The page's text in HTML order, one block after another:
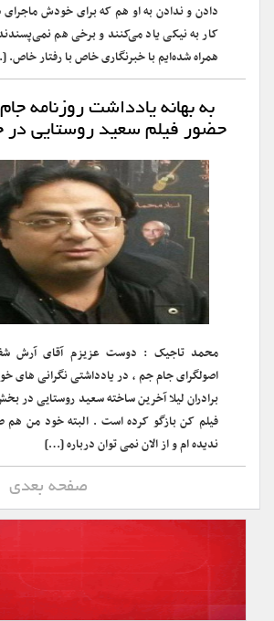
دادن و ندادن به او هم که برای خودش ماجرای
کار به نیکی یاد می‌کنند و برخی هم
همراه شده‌ایم با خبرنگاری خاص با رفتار
به بهانه یادداشت روزنامه
حضور فیلم سعید روستایی در
محمد تاجیک : دوست عزیزم آقای آرش
اصولگرای جام جم ، در یادداشتی نگرانی های
برادران لیلا آخرین ساخته سعید روستایی در
فیلم کن بازگو کرده است . البته خود من هم
ندیده ام و از الان نمی توان درباره […]
صفحه بعدی